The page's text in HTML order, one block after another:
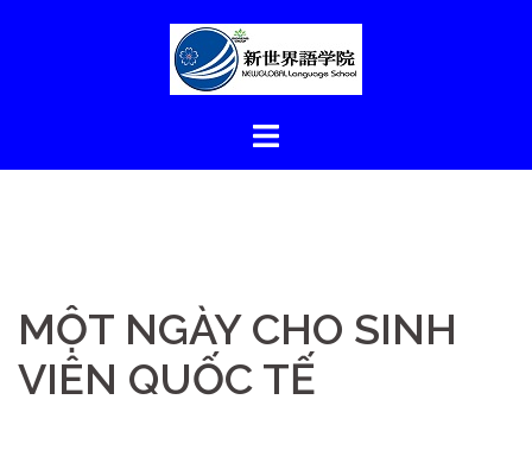
へ
MỘT NGÀY CHO SINH
VIÊN QUỐC TẾ